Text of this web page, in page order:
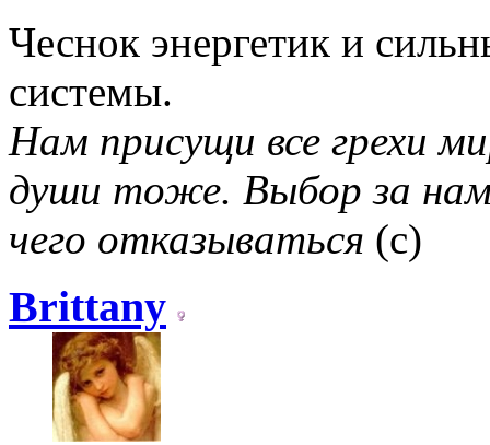
Чеснок энергетик и
системы.
Нам присущи все грехи
души тоже. Выбор за
чего отказываться (с)
Brittany